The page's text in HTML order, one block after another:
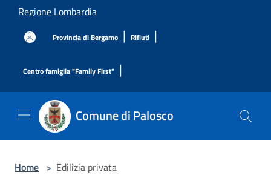
Salta al contenuto principale
Regione Lombardia
Provincia di Bergamo | Rifiuti |
Centro famiglia "Family First" |
Comune di Palosco
Home > Edilizia privata